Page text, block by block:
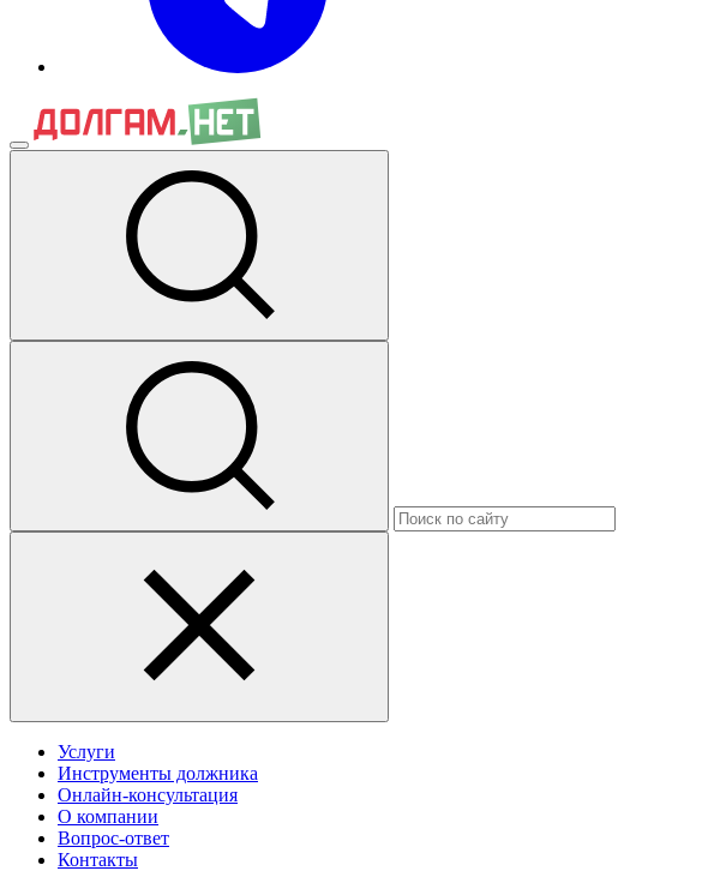
Услуги
Инструменты должника
Онлайн-консультация
О компании
Вопрос-ответ
Контакты